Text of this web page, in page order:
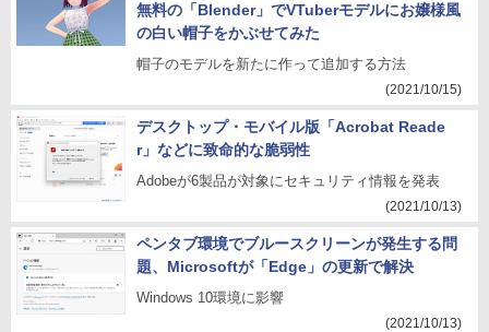
無料の「Blender」でVTuberモデルにお嬢様風
の白い帽子をかぶせてみた
帽子のモデルを新たに作って追加する方法
(2021/10/15)
デスクトップ・モバイル版「Acrobat Reade
r」などに致命的な脆弱性
Adobeが6製品が対象にセキュリティ情報を発表
(2021/10/13)
ペンタブ環境でブルースクリーンが発生する問
題、Microsoftが「Edge」の更新で解決
Windows 10環境に影響
(2021/10/13)